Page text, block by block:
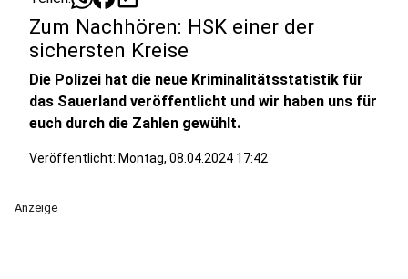
Zum Nachhören: HSK einer der
sichersten Kreise
Die Polizei hat die neue Kriminalitätsstatistik für
das Sauerland veröffentlicht und wir haben uns für
euch durch die Zahlen gewühlt.
Veröffentlicht: Montag, 08.04.2024 17:42
Anzeige